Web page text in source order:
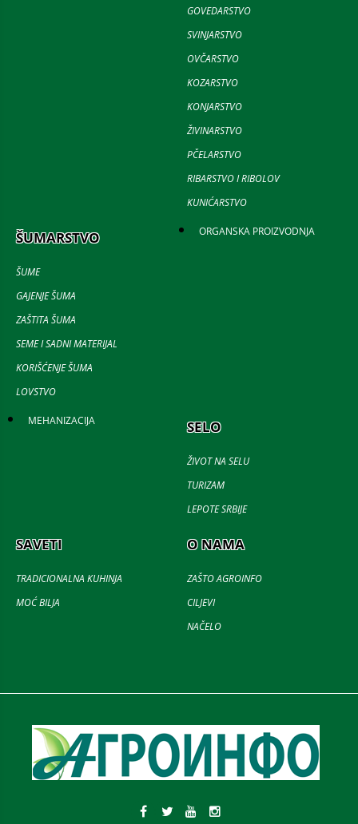
GOVEDARSTVO
SVINJARSTVO
OVČARSTVO
KOZARSTVO
KONJARSTVO
ŽIVINARSTVO
PČELARSTVO
RIBARSTVO I RIBOLOV
KUNIĆARSTVO
ŠUMARSTVO
ŠUME
GAJENJE ŠUMA
ZAŠTITA ŠUMA
SEME I SADNI MATERIJAL
KORIŠĆENJE ŠUMA
LOVSTVO
ORGANSKA PROIZVODNJA
MEHANIZACIJA SELO
ŽIVOT NA SELU
TURIZAM
LEPOTE SRBIJE
SAVETI
TRADICIONALNA KUHINJA
MOĆ BILJA
O NAMA
ZAŠTO AGROINFO
CILJEVI
NAČELO